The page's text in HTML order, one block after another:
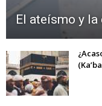
El ateísmo y